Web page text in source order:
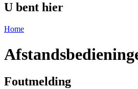
U bent hier
Home
Foutmelding